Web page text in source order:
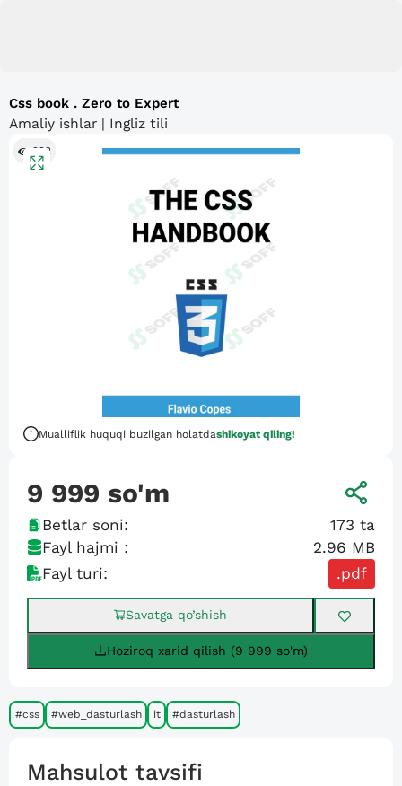
Css book . Zero to Expert
Amaliy ishlar | Ingliz tili
222
Mualliflik huquqi buzilgan holatdashikoyat qiling!
9 999 so'm
Betlar soni: 173 ta
Fayl hajmi :
2.96 MB
Fayl turi:
.pdf
Savatga qo’shish
Hoziroq xarid qilish (9 999 so'm)
#css #web_dasturlash it #dasturlash
Mahsulot tavsifi